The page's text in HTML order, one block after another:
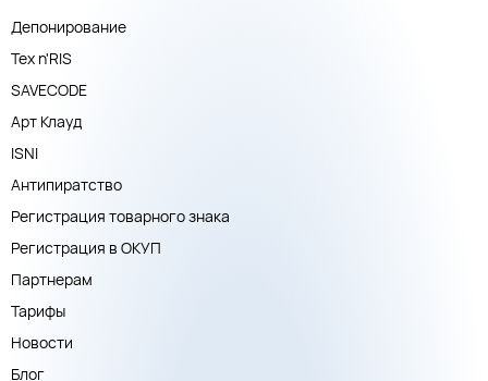
Депонирование
Тех n'RIS
SAVECODE
Арт Клауд
ISNI
Антипиратство
Регистрация товарного знака
Регистрация в ОКУП
Партнерам
Тарифы
Новости
Блог